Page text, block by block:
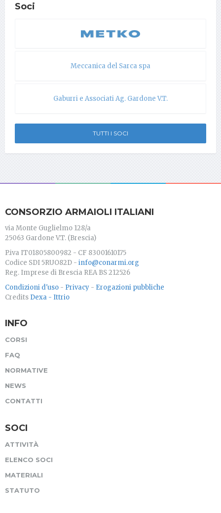
Soci
Meccanica del Sarca spa
Gaburri e Associati Ag. Gardone V.T.
TUTTI I SOCI
CONSORZIO ARMAIOLI ITALIANI
via Monte Guglielmo 128/a
25063 Gardone V.T. (Brescia)
P.iva IT01805800982 - CF 83001610175
Codice SDI 5RUO82D - info@conarmi.org
Reg. Imprese di Brescia REA BS 212526
Condizioni d'uso - Privacy - Erogazioni pubbliche
Credits Dexa - Ittrio
INFO
CORSI
FAQ
NORMATIVE
NEWS
CONTATTI
SOCI
ATTIVITÀ
ELENCO SOCI
MATERIALI
STATUTO